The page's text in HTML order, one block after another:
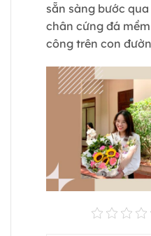
sẵn sàng bước
chân cứng đá
công trên con